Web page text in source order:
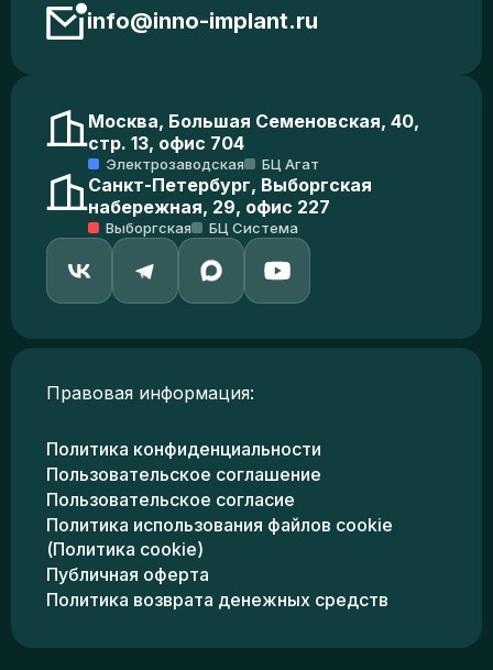
info@inno-implant.ru
Москва, Большая Семеновская, 40,
стр. 13, офис 704
Электрозаводская БЦ Агат
Санкт-Петербург, Выборгская
набережная, 29, офис 227
Выборгская БЦ Система
Правовая информация:
Политика конфиденциальности
Пользовательское соглашение
Пользовательское согласие
Политика использования файлов cookie
(Политика cookie)
Публичная оферта
Политика возврата денежных средств